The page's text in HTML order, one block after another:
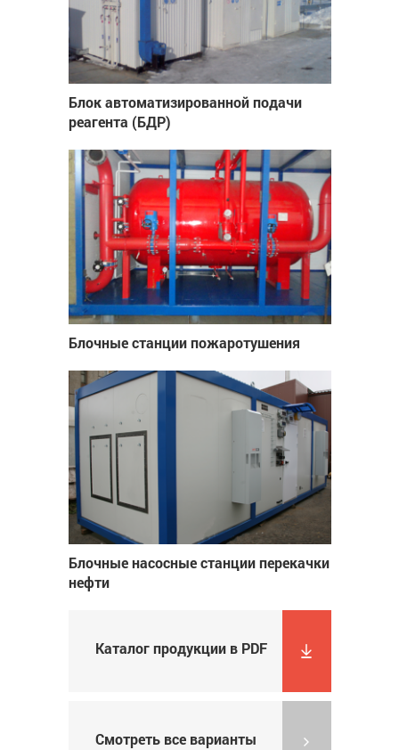
Блок автоматизированной подачи
реагента (БДР)
Блочные станции пожаротушения
Блочные насосные станции перекачки
нефти
Каталог продукции в PDF
Смотреть все варианты